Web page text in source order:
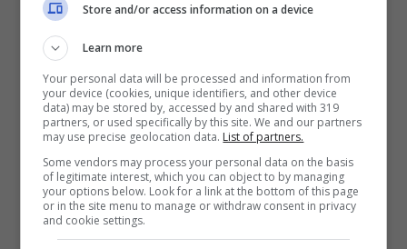
Lamborghini Huracan e l’ha ricoperta da
30.000 LED, definendola “l’auto che più
distrae al mondo”. Non c’è che dire, il lavoro è
stato fatto bene perché, cambiando colore, la
vettura appare un albero di Natale nella
notte.La vettura italiana raggiunge i 300
km/h in 27,6 secondi e percorre il quarto di
miglio in 10,4 secondi a 217 km/h.
Store and/or access information on a device
Learn more
Your personal data will be processed and information from
your device (cookies, unique identifiers, and other device
data) may be stored by, accessed by and shared with 319
partners, or used specifically by this site. We and our partners
may use precise geolocation data. List of partners.
Some vendors may process your personal data on the basis
of legitimate interest, which you can object to by managing
your options below. Look for a link at the bottom of this page
or in the site menu to manage or withdraw consent in privacy
and cookie settings.